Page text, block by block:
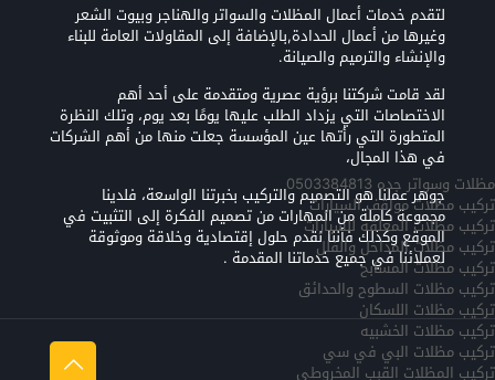
لتقدم خدمات أعمال المظلات والسواتر والهناجر وبيوت الشعر
وغيرها من أعمال الحدادة,بالإضافة إلى المقاولات العامة للبناء
والإنشاء والترميم والصيانة.
لقد قامت شركتنا برؤية عصرية ومتقدمة على أحد أهم
الاختصاصات التي يزداد الطلب عليها يومًا بعد يوم، وتلك النظرة
المتطورة التي رأتها عين المؤسسة جعلت منها من أهم الشركات
في هذا المجال،
جوهر عملنا هو التصميم والتركيب بخبرتنا الواسعة، فلدينا
مجموعة كاملة من المهارات من تصميم الفكرة إلى التثبيت في
الموقع وكذلك فأننا نقدم حلول إقتصادية وخلاقة وموثوقة
لعملائنا في جميع خدماتنا المقدمة .
مظلات وسواتر جده 0503384813
تركيب مظلات مواقف السيارات
تركيب مظلات المعلقه للسيارات
تركيب مظلات المداخل والفلل
تركيب مظلات المسابح
تركيب مظلات السطوح والحدائق
تركيب مظلات اللسكان
تركيب مظلات الخشبيه
تركيب مظلات البي في سي
تركيب المظلات القبب المخروطي